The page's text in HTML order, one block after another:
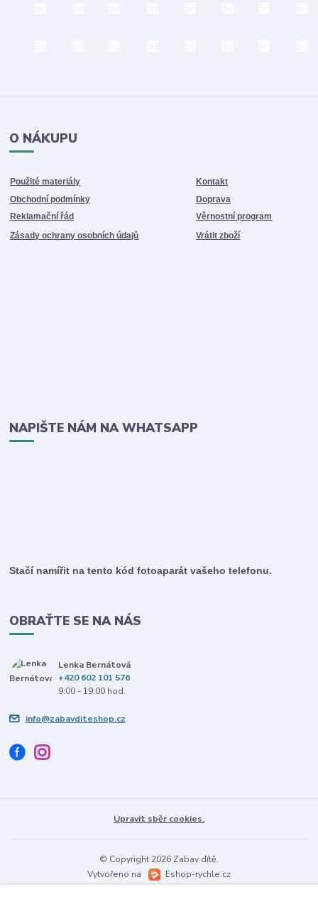
O NÁKUPU
Použité materiály
Kontakt
Obchodní podmínky
Doprava
Reklamační řád
Věrnostní program
Zásady ochrany osobních údajů
Vrátit zboží
NAPIŠTE NÁM NA WHATSAPP
Stačí namířit na tento kód fotoaparát vašeho telefonu.
OBRAŤTE SE NA NÁS
Lenka Bernátová
+420 602 101 576
9:00 - 19:00 hod.
info@zabavditeshop.cz
Upravit sběr cookies.
© Copyright 2026 Zabav dítě.
Vytvořeno na
Eshop-rychle.cz